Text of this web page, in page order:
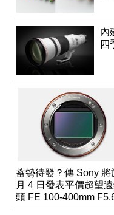
內
四
蓄勢待發？傳 Sony 將
月 4 日發表平價超望
頭 FE 100-400mm